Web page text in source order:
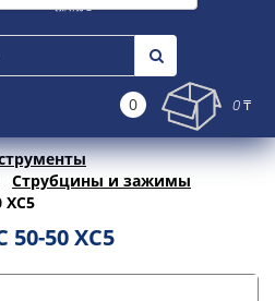
0 0 ₸
Струбцины и зажимы
XC5
50 XC5